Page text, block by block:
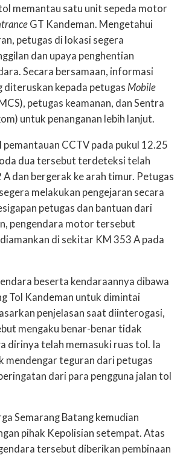
memantau satu unit sepeda motor
GT Kandeman. Mengetahui
petugas di lokasi segera
dan upaya penghentian
Secara bersamaan, informasi
diteruskan kepada petugas Mobile
petugas keamanan, dan Sentra
untuk penanganan lebih lanjut.
pemantauan CCTV pada pukul 12.25
dua tersebut terdeteksi telah
dan bergerak ke arah timur. Petugas
melakukan pengejaran secara
petugas dan bantuan dari
pengendara motor tersebut
di sekitar KM 353 A pada
beserta kendaraannya dibawa
Tol Kandeman untuk dimintai
penjelasan saat diinterogasi,
mengaku benar-benar tidak
dirinya telah memasuki ruas tol. Ia
mendengar teguran dari petugas
dari para pengguna jalan tol
Semarang Batang kemudian
pihak Kepolisian setempat. Atas
tersebut diberikan pembinaan